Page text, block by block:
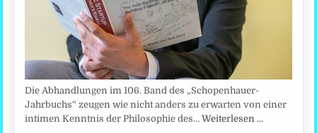
Die Abhandlungen im 106. Band des „Schopenhauer-
Jahrbuchs“ zeugen wie nicht anders zu erwarten von einer
intimen Kenntnis der Philosophie des…Weiterlesen …